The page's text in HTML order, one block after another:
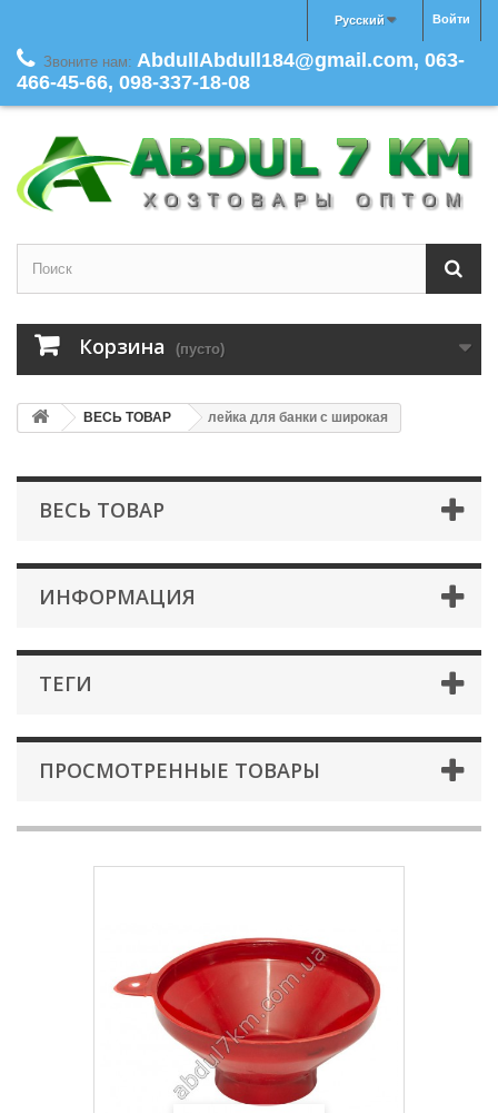
Войти
Русский
Звоните нам: AbdullAbdull184@gmail.com, 063-
466-45-66, 098-337-18-08
Корзина (пусто)
ВЕСЬ ТОВАР лейка для банки с широкая
ВЕСЬ ТОВАР
ИНФОРМАЦИЯ
ТЕГИ
ПРОСМОТРЕННЫЕ ТОВАРЫ